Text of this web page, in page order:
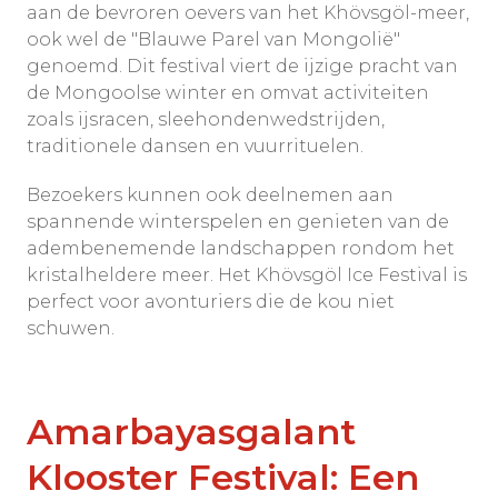
aan de bevroren oevers van het Khövsgöl-meer,
ook wel de "Blauwe Parel van Mongolië"
genoemd. Dit festival viert de ijzige pracht van
de Mongoolse winter en omvat activiteiten
zoals ijsracen, sleehondenwedstrijden,
traditionele dansen en vuurrituelen.
Bezoekers kunnen ook deelnemen aan
spannende winterspelen en genieten van de
adembenemende landschappen rondom het
kristalheldere meer. Het Khövsgöl Ice Festival is
perfect voor avonturiers die de kou niet
schuwen.
Amarbayasgalant
Klooster Festival: Een